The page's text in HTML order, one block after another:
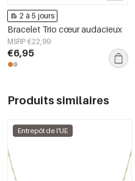
2 à 5 jours
Bracelet Trio cœur audacieux
MSRP €22,99
€6,95
Produits similaires
Entrepôt de l'UE